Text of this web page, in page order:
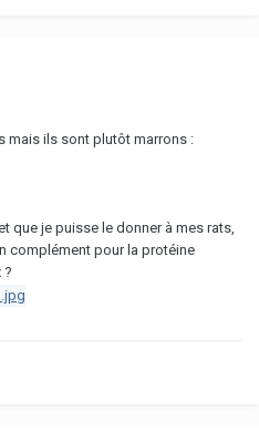
mais ils sont plutôt marrons :
que je puisse le donner à mes rats,
complément pour la protéine
?